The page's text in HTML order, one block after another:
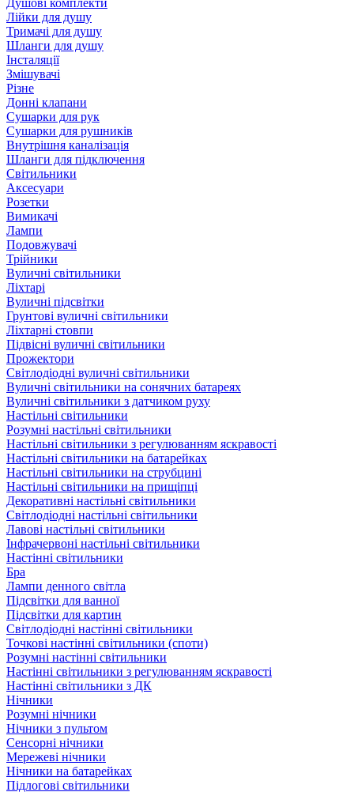
Душові комплекти
Лійки для душу
Тримачі для душу
Шланги для душу
Інсталяції
Змішувачі
Різне
Донні клапани
Сушарки для рук
Сушарки для рушників
Внутрішня каналізація
Шланги для підключення
Світильники
Аксесуари
Розетки
Вимикачі
Лампи
Подовжувачі
Трійники
Вуличні світильники
Ліхтарі
Вуличні підсвітки
Грунтові вуличні світильники
Ліхтарні стовпи
Підвісні вуличні світильники
Прожектори
Світлодіодні вуличні світильники
Вуличні світильники на сонячних батареях
Вуличні світильники з датчиком руху
Настільні світильники
Розумні настільні світильники
Настільні світильники з регулюванням яскравості
Настільні світильники на батарейках
Настільні світильники на струбцині
Настільні світильники на прищіпці
Декоративні настільні світильники
Світлодіодні настільні світильники
Лавові настільні світильники
Інфрачервоні настільні світильники
Настінні світильники
Бра
Лампи денного світла
Підсвітки для ванної
Підсвітки для картин
Світлодіодні настінні світильники
Точкові настінні світильники (споти)
Розумні настінні світильники
Настінні світильники з регулюванням яскравості
Настінні світильники з ДК
Нічники
Розумні нічники
Нічники з пультом
Сенсорні нічники
Мережеві нічники
Нічники на батарейках
Підлогові світильники